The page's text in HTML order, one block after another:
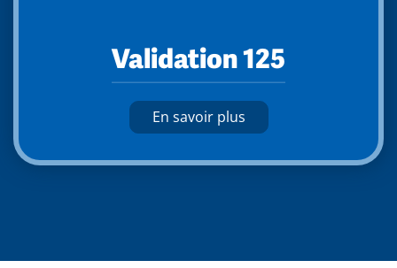
Validation 125
En savoir plus